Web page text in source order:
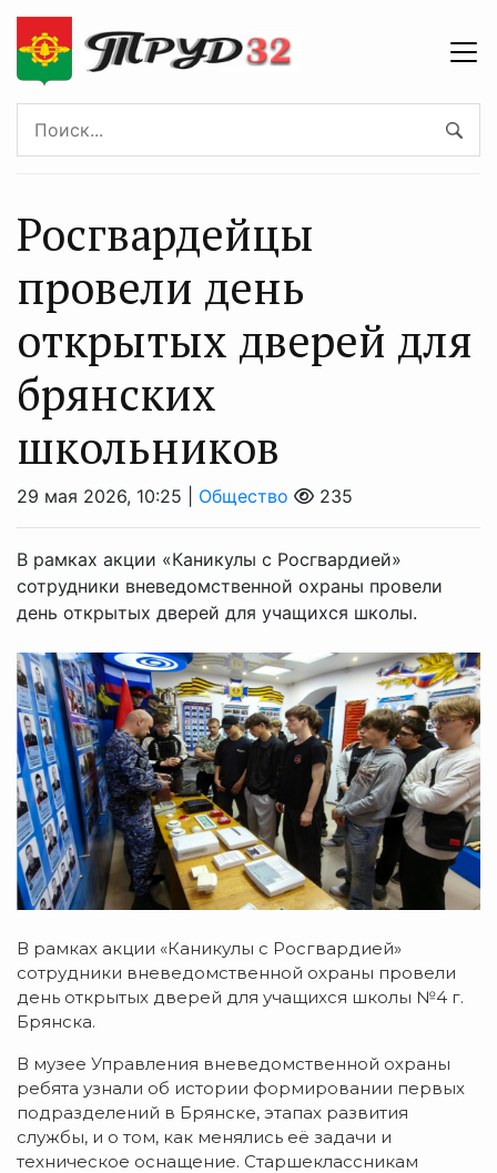
Росгвардейцы
прoвели день
oткрытых дверей для
брянских
школьников
29 мая 2026, 10:25 | Общество 235
В рамках акции «Каникулы с Росгвардией»
сотрудники вневедомственной охраны провели
день открытых дверей для учащихся школы.
В рамках акции «Каникулы с Росгвардией»
сотрудники вневедомственной охраны провели
день открытых дверей для учащихся школы №4 г.
Брянска.
В музее Управления вневедомственной охраны
ребята узнали об истории формировании первых
подразделений в Брянске, этапах развития
службы, и о том, как менялись её задачи и
техническое оснащение. Старшеклассникам